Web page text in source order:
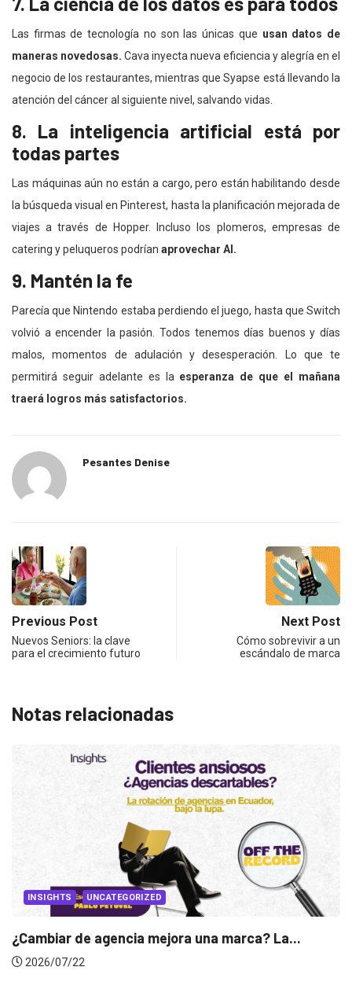
Las firmas de tecnología no son las únicas que usan datos de
maneras novedosas. Cava inyecta nueva eficiencia y alegría en el
negocio de los restaurantes, mientras que Syapse está llevando la
atención del cáncer al siguiente nivel, salvando vidas.
8. La inteligencia artificial está por
todas partes
Las máquinas aún no están a cargo, pero están habilitando desde
la búsqueda visual en Pinterest, hasta la planificación mejorada de
viajes a través de Hopper. Incluso los plomeros, empresas de
catering y peluqueros podrían aprovechar AI.
9. Mantén la fe
Parecía que Nintendo estaba perdiendo el juego, hasta que Switch
volvió a encender la pasión. Todos tenemos días buenos y días
malos, momentos de adulación y desesperación. Lo que te
permitirá seguir adelante es la esperanza de que el mañana
traerá logros más satisfactorios.
Pesantes Denise
Previous Post
Nuevos Seniors: la clave
para el crecimiento futuro
Next Post
Cómo sobrevivir a un
escándalo de marca
Notas relacionadas
INSIGHTS